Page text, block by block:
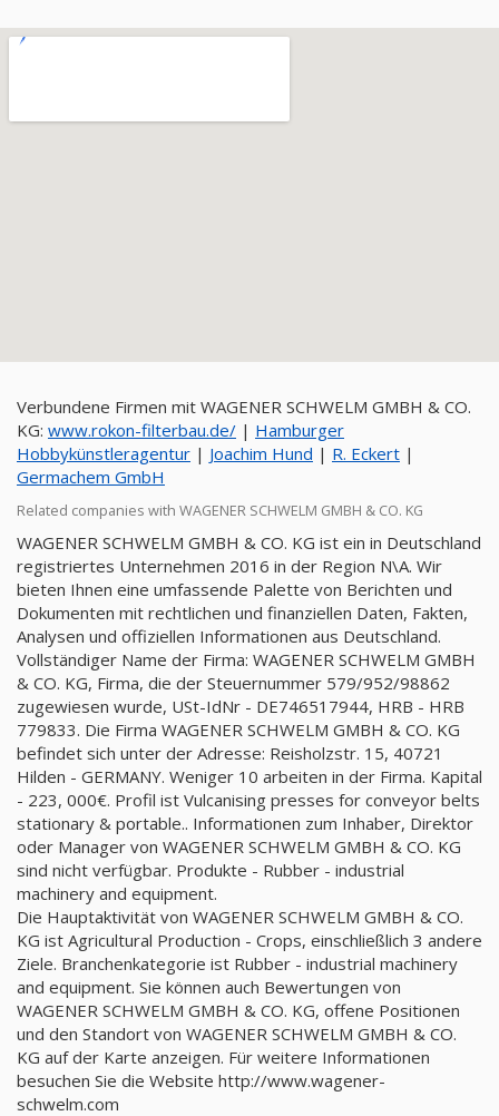
Verbundene Firmen mit WAGENER SCHWELM GMBH & CO.
KG: www.rokon-filterbau.de/ | Hamburger
Hobbykünstleragentur | Joachim Hund | R. Eckert |
Germachem GmbH
Related companies with WAGENER SCHWELM GMBH & CO. KG
WAGENER SCHWELM GMBH & CO. KG ist ein in Deutschland
registriertes Unternehmen 2016 in der Region N\A. Wir
bieten Ihnen eine umfassende Palette von Berichten und
Dokumenten mit rechtlichen und finanziellen Daten, Fakten,
Analysen und offiziellen Informationen aus Deutschland.
Vollständiger Name der Firma: WAGENER SCHWELM GMBH
& CO. KG, Firma, die der Steuernummer 579/952/98862
zugewiesen wurde, USt-IdNr - DE746517944, HRB - HRB
779833. Die Firma WAGENER SCHWELM GMBH & CO. KG
befindet sich unter der Adresse: Reisholzstr. 15, 40721
Hilden - GERMANY. Weniger 10 arbeiten in der Firma. Kapital
- 223, 000€. Profil ist Vulcanising presses for conveyor belts
stationary & portable.. Informationen zum Inhaber, Direktor
oder Manager von WAGENER SCHWELM GMBH & CO. KG
sind nicht verfügbar. Produkte - Rubber - industrial
machinery and equipment.
Die Hauptaktivität von WAGENER SCHWELM GMBH & CO.
KG ist Agricultural Production - Crops, einschließlich 3 andere
Ziele. Branchenkategorie ist Rubber - industrial machinery
and equipment. Sie können auch Bewertungen von
WAGENER SCHWELM GMBH & CO. KG, offene Positionen
und den Standort von WAGENER SCHWELM GMBH & CO.
KG auf der Karte anzeigen. Für weitere Informationen
besuchen Sie die Website http://www.wagener-
schwelm.com